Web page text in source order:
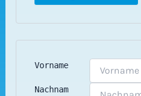
Vorname
Nachnam